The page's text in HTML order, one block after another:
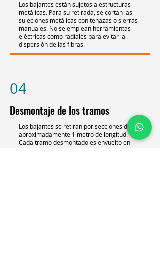
Los bajantes están sujetos a estructuras
metálicas. Para su retirada, se cortan las
sujeciones metálicas con tenazas o sierras
manuales. No se emplean herramientas
eléctricas como radiales para evitar la
dispersión de las fibras.
04
Desmontaje de los tramos
Los bajantes se retiran por secciones de
aproximadamente 1 metro de longitud.
Cada tramo desmontado es envuelto en